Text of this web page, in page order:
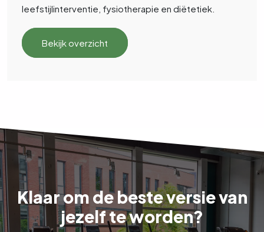
leefstijlinterventie, fysiotherapie en diëtetiek.
Bekijk overzicht
Klaar om de beste versie van
jezelf te worden?